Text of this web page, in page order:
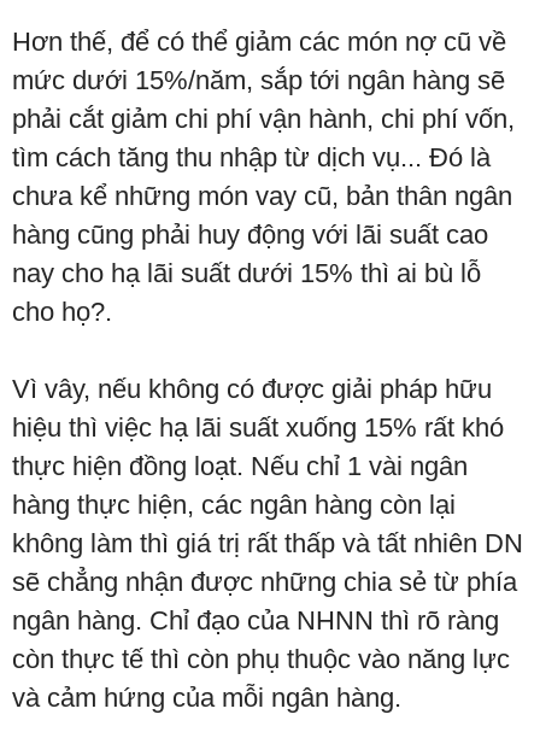
Hơn thế, để có thể giảm các món nợ cũ về
mức dưới 15%/năm, sắp tới ngân hàng sẽ
phải cắt giảm chi phí vận hành, chi phí vốn,
tìm cách tăng thu nhập từ dịch vụ... Đó là
chưa kể những món vay cũ, bản thân ngân
hàng cũng phải huy động với lãi suất cao
nay cho hạ lãi suất dưới 15% thì ai bù lỗ
cho họ?.
Vì vây, nếu không có được giải pháp hữu
hiệu thì việc hạ lãi suất xuống 15% rất khó
thực hiện đồng loạt. Nếu chỉ 1 vài ngân
hàng thực hiện, các ngân hàng còn lại
không làm thì giá trị rất thấp và tất nhiên DN
sẽ chẳng nhận được những chia sẻ từ phía
ngân hàng. Chỉ đạo của NHNN thì rõ ràng
còn thực tế thì còn phụ thuộc vào năng lực
và cảm hứng của mỗi ngân hàng.